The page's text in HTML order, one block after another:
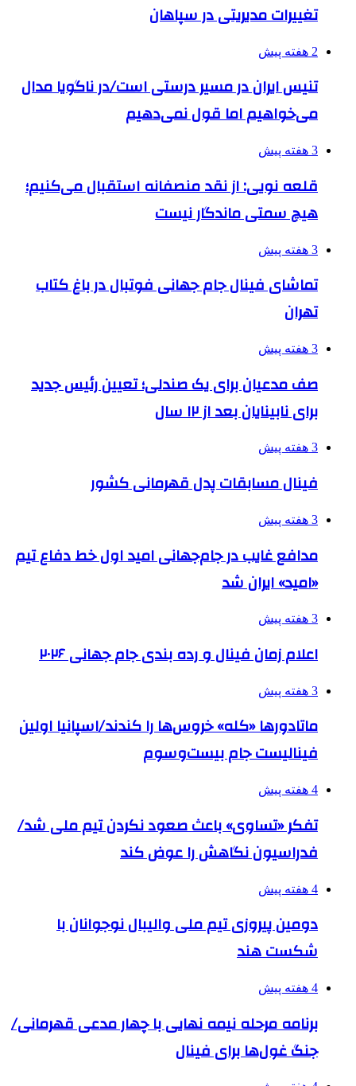
تغییرات مدیریتی در سپاهان
2 هفته پیش
تنیس ایران در مسیر درستی است/در ناگویا مدال
می‌خواهیم اما قول نمی‌دهیم
3 هفته پیش
قلعه نویی: از نقد منصفانه استقبال می‌کنیم؛
هیچ سمتی ماندگار نیست
3 هفته پیش
تماشای فینال جام جهانی فوتبال در باغ کتاب
تهران
3 هفته پیش
صف مدعیان برای یک صندلی؛ تعیین رئیس جدید
برای نابینایان بعد از ۱۲ سال
3 هفته پیش
فینال مسابقات پدل قهرمانی کشور
3 هفته پیش
مدافع غایب در جام‌جهانی امید اول خط دفاع تیم
«امید» ایران شد
3 هفته پیش
اعلام زمان فینال و رده بندی جام جهانی ۲۰۲۶
3 هفته پیش
ماتادورها «کله» خروس‌ها را کندند/اسپانیا اولین
فینالیست جام بیست‌وسوم
4 هفته پیش
تفکر «تساوی» باعث صعود نکردن تیم ملی شد/
فدراسیون نگاهش را عوض کند
4 هفته پیش
دومین پیروزی تیم ملی والیبال نوجوانان با
شکست هند
4 هفته پیش
برنامه مرحله نیمه نهایی با چهار مدعی قهرمانی/
جنگ غول‌ها برای فینال